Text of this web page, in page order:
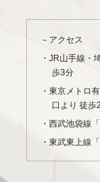
－アクセス
・JR山手線・
歩3分
・東京メトロ
口より 徒歩
・西武池袋線
・東武東上線